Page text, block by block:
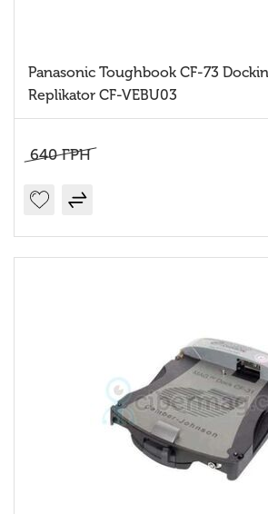
Panasonic Toughbook CF-73
Replikator CF-VEBU03
640 ГРН